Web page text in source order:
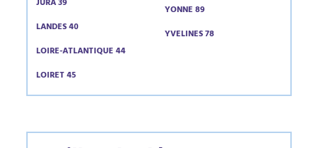
JURA 39
LANDES 40
LOIRE-ATLANTIQUE 44
LOIRET 45
YONNE 89
YVELINES 78